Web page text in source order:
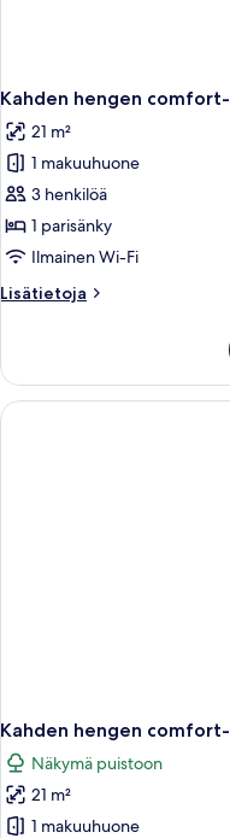
Kahden hengen
21 m²
1 makuuhuone
3 henkilöä
1 parisänky
Ilmainen Wi-Fi
Lisätietoja
Lisätietoja
comfort-
huone,
parveke,
Kahden hengen
Näkymä puistoon
21 m²
1 makuuhuone